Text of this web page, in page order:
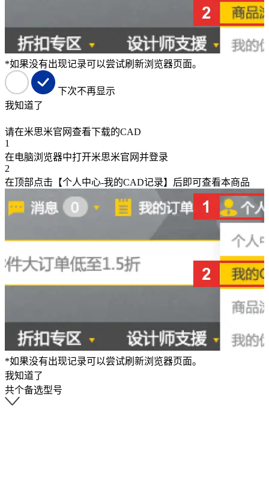
*如果没有出现记录可以尝试刷新浏览器页面。
下次不再显示
我知道了
请在米思米官网查看下载的CAD
1
在电脑浏览器中打开米思米官网并登录
2
在顶部点击【个人中心-我的CAD记录】后即可查看本商品
*如果没有出现记录可以尝试刷新浏览器页面。
我知道了
共个备选型号